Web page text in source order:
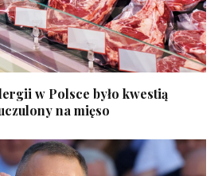
w Polsce było kwestią
na mięso